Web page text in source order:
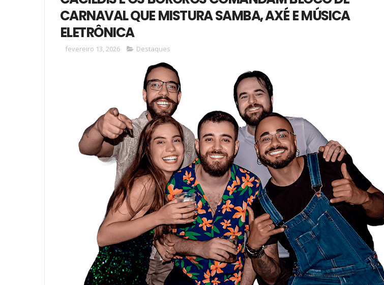
CARNAVAL QUE MISTURA SAMBA, AXÉ E MÚSICA
ELETRÔNICA
fevereiro 13, 2026 Destaques